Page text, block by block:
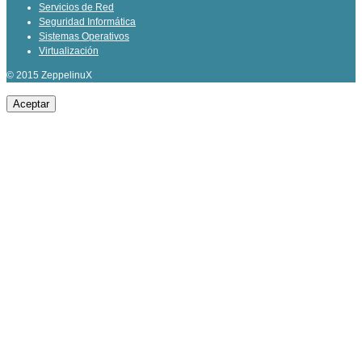
Servicios de Red
Seguridad Informática
Sistemas Operativos
Virtualización
© 2015 ZeppelinuX
Aceptar